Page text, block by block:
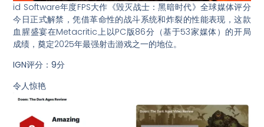
id Software年度FPS大作《毁灭战士：黑暗时代》全球媒体评分
今日正式解禁，凭借革命性的战斗系统和炸裂的性能表现，这款
血腥盛宴在Metacritic上以PC版86分（基于53家媒体）的开局
成绩，奠定2025年最强射击游戏之一的地位。
IGN评分：9分
令人惊艳